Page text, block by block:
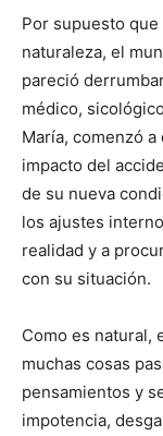
Por supuesto
naturaleza, el
pareció
médico,
María, comenzó
impacto del
de su nueva
los ajustes
realidad y a
con su situación.
Como es natural,
muchas cosas
pensamientos y
impotencia,